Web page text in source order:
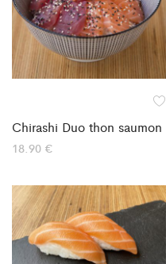
Chirashi Duo thon saumon
18.90 €